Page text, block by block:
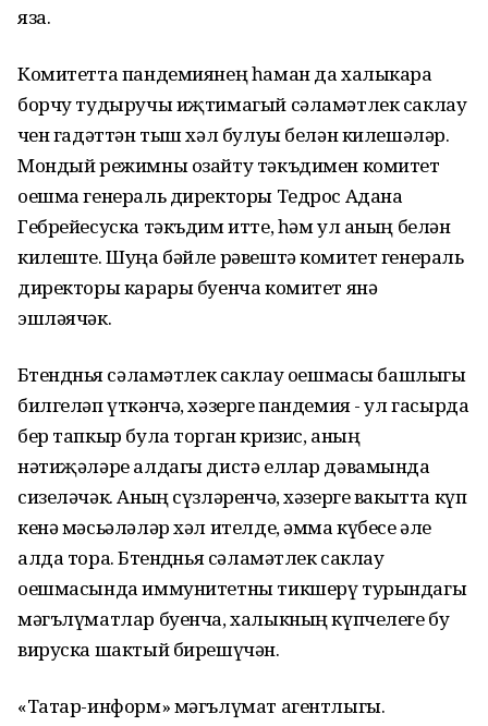
яза.
Комитетта пандемиянең һаман да халыкара
борчу тудыручы иҗтимагый сәламәтлек саклау
өчен гадәттән тыш хәл булуы белән килешәләр.
Мондый режимны озайту тәкъдимен комитет
оешма генераль директоры Тедрос Адана
Гебрейесуска тәкъдим итте, һәм ул аның белән
килеште. Шуңа бәйле рәвештә комитет генераль
директоры карары буенча комитет янә
эшләячәк.
Бөтендөнья сәламәтлек саклау оешмасы башлыгы
билгеләп үткәнчә, хәзерге пандемия - ул гасырда
бер тапкыр була торган кризис, аның
нәтиҗәләре алдагы дистә еллар дәвамында
сизеләчәк. Аның сүзләренчә, хәзерге вакытта күп
кенә мәсьәләләр хәл ителде, әмма күбесе әле
алда тора. Бөтендөнья сәламәтлек саклау
оешмасында иммунитетны тикшерү турындагы
мәгълүматлар буенча, халыкның күпчелеге бу
вируска шактый бирешүчән.
«Татар-информ» мәгълүмат агентлыгы.